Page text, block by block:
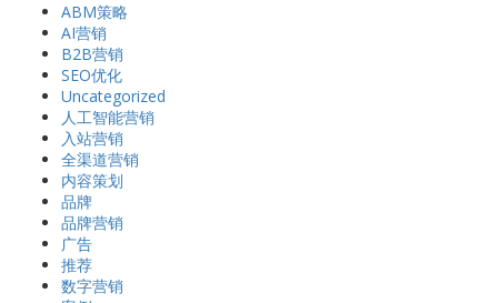
ABM策略
AI营销
B2B营销
SEO优化
Uncategorized
人工智能营销
入站营销
全渠道营销
内容策划
品牌
品牌营销
广告
推荐
数字营销